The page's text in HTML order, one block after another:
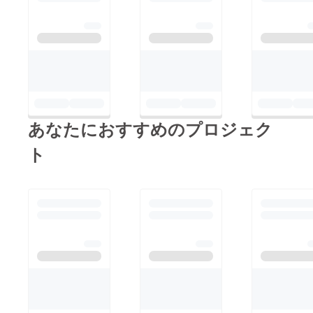
あなたにおすすめのプロジェク
ト